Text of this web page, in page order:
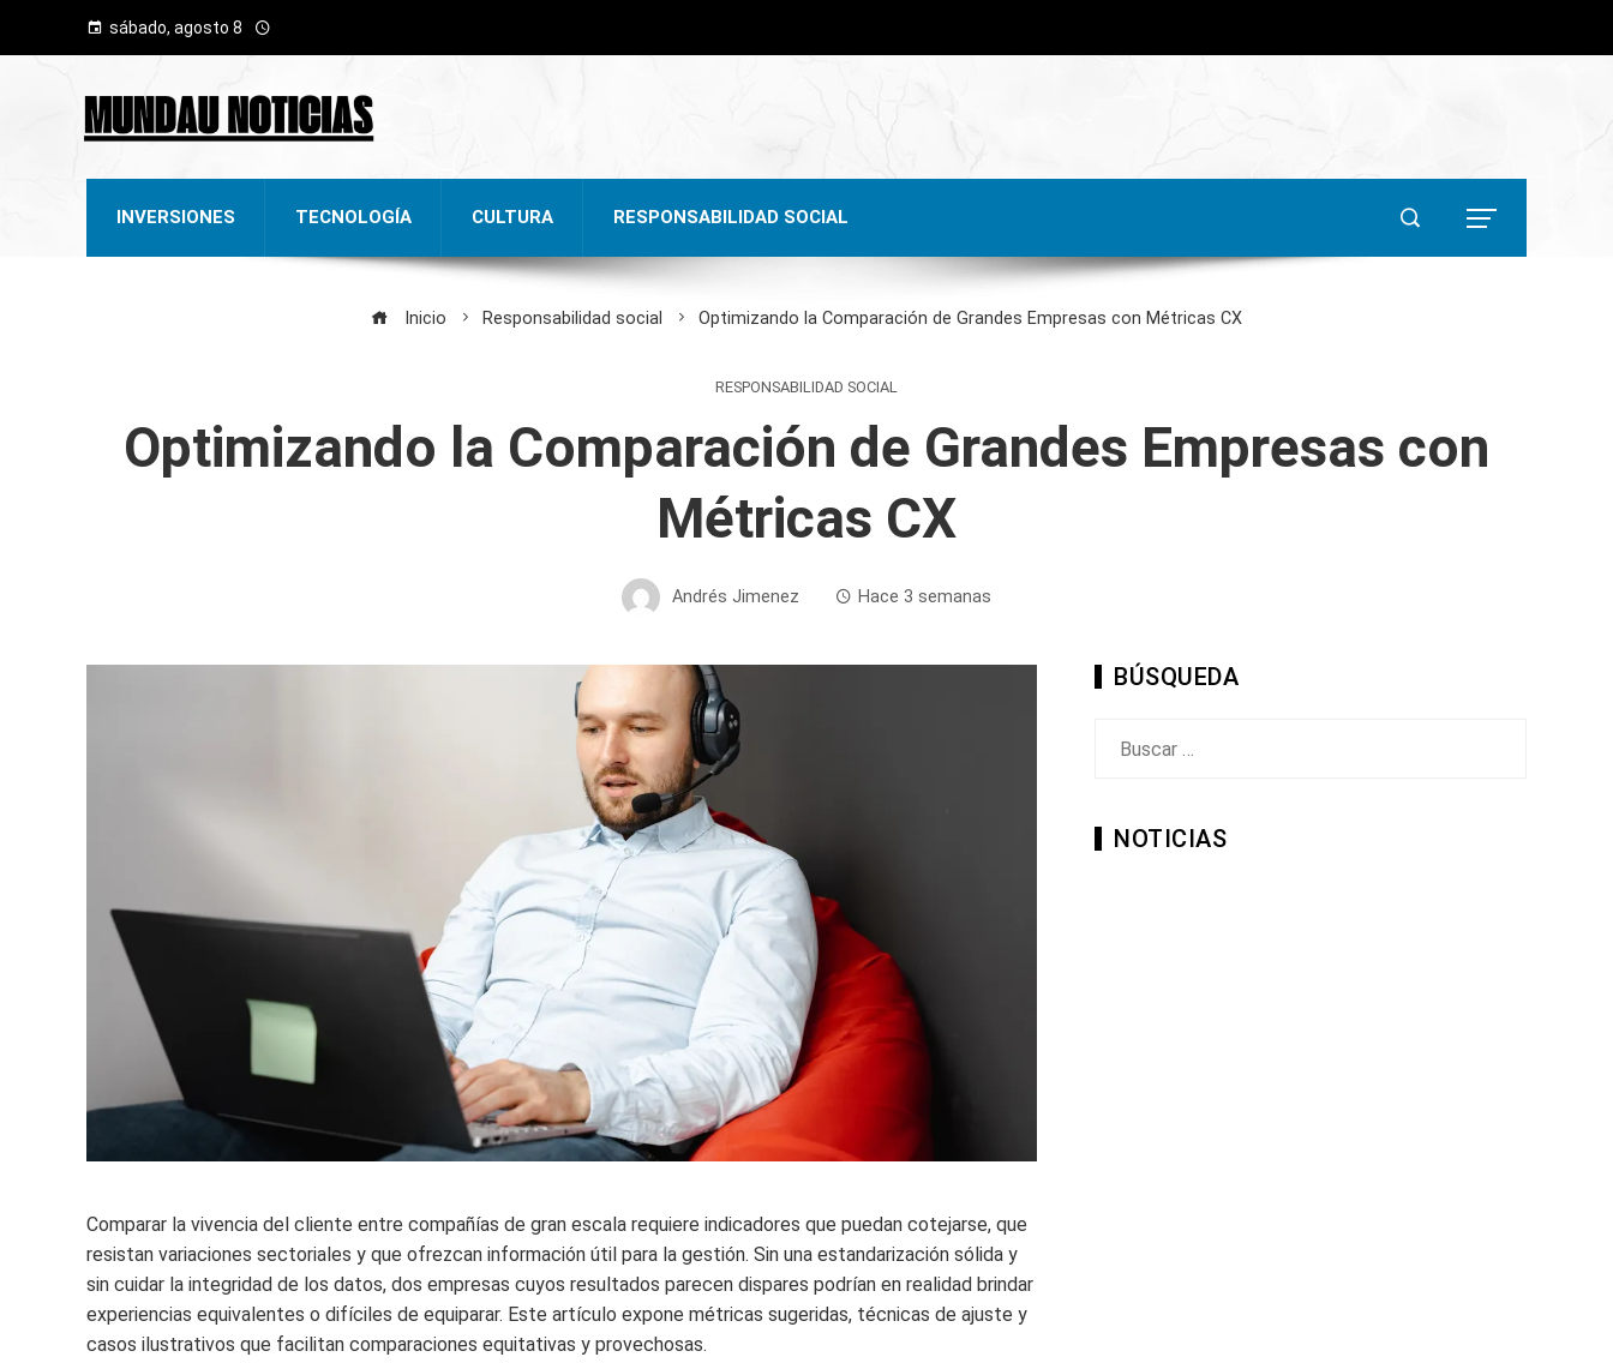
sábado, agosto 8
INVERSIONES TECNOLOGÍA CULTURA RESPONSABILIDAD SOCIAL
Inicio Responsabilidad social Optimizando la Comparación de Grandes Empresas con Métricas CX
RESPONSABILIDAD SOCIAL
Optimizando la Comparación de Grandes Empresas con
Métricas CX
Andrés Jimenez Hace 3 semanas
Comparar la vivencia del cliente entre compañías de gran escala requiere indicadores que puedan cotejarse, que
resistan variaciones sectoriales y que ofrezcan información útil para la gestión. Sin una estandarización sólida y
sin cuidar la integridad de los datos, dos empresas cuyos resultados parecen dispares podrían en realidad brindar
experiencias equivalentes o difíciles de equiparar. Este artículo expone métricas sugeridas, técnicas de ajuste y
casos ilustrativos que facilitan comparaciones equitativas y provechosas.
BÚSQUEDA
NOTICIAS